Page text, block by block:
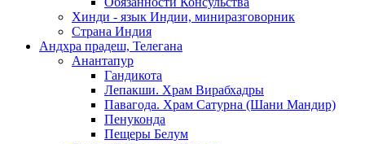
Хинди - язык Индии, миниразговорник
Страна Индия
Андхра прадеш, Телегана
Анантапур
Гандикота
Лепакши. Храм Вирабхадры
Павагода. Храм Сатурна (Шани Мандир)
Пенуконда
Пещеры Белум